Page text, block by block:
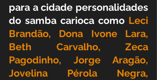
para a cidade personalidades
do samba carioca como Leci
Brandão, Dona Ivone Lara,
Beth Carvalho, Zeca
Pagodinho, Jorge Aragão,
Jovelina Pérola Negra,